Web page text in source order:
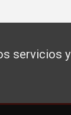
servicios y